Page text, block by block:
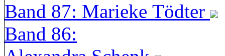
Band 87: Marieke Tödter
Band 86: